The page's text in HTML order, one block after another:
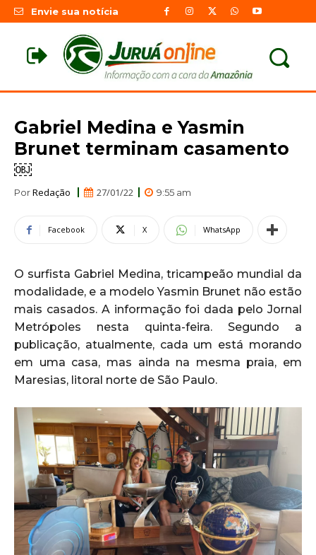
Envie sua notícia
Gabriel Medina e Yasmin
Brunet terminam casamento
￼
PorRedação 27/01/22 9:55 am
Facebook X WhatsApp
O surfista Gabriel Medina, tricampeão mundial da
modalidade, e a modelo Yasmin Brunet não estão
mais casados. A informação foi dada pelo Jornal
Metrópoles nesta quinta-feira. Segundo a
publicação, atualmente, cada um está morando
em uma casa, mas ainda na mesma praia, em
Maresias, litoral norte de São Paulo.